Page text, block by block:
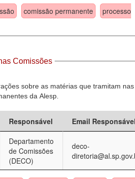
comissão permanente
processo
Comissões
sobre as matérias que tramitam nas
da Alesp.
Responsável
Email
Departamento
de Comissões
(DECO)
deco-